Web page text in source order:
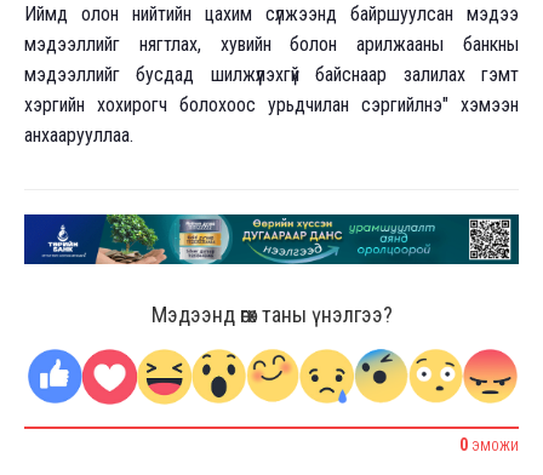
Иймд олон нийтийн цахим сүлжээнд байршуулсан мэдээ
мэдээллийг нягтлах, хувийн болон арилжааны банкны
мэдээллийг бусдад шилжүүлэхгүй байснаар залилах гэмт
хэргийн хохирогч болохоос урьдчилан сэргийлнэ" хэмээн
анхаарууллаа.
Мэдээнд өгөх таны үнэлгээ?
0 ЭМОЖИ